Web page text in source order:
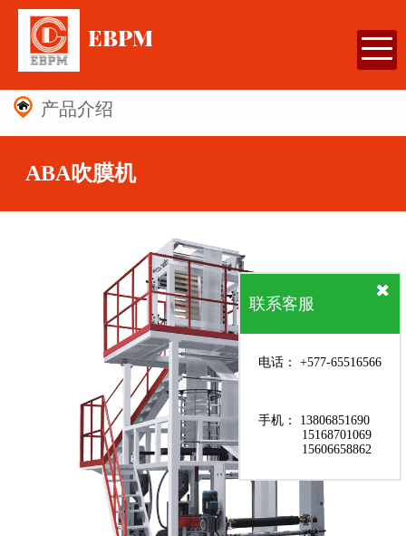
EBPM
产品介绍
ABA吹膜机
联系客服
电话： +577-65516566
手机： 13806851690
15168701069
15606658862